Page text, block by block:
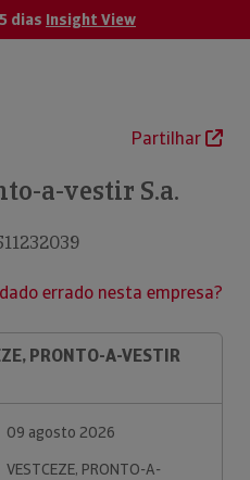
dias Insight View
Partilhar
a-vestir S.a.
errado nesta empresa?
PRONTO-A-VESTIR
09 agosto 2026
VESTCEZE, PRONTO-A-